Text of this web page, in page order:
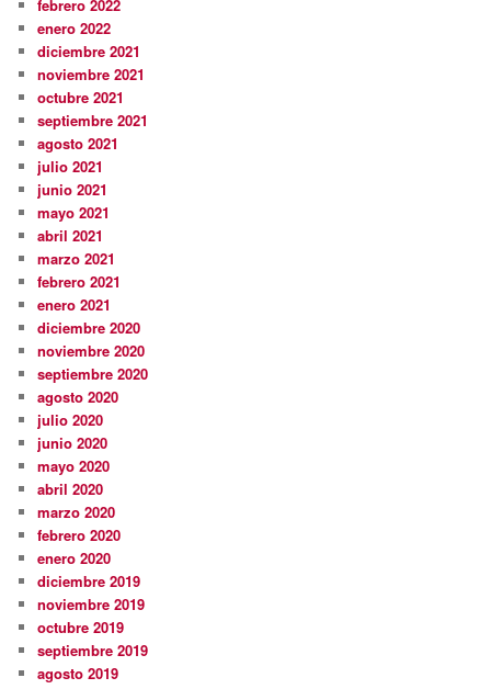
febrero 2022
enero 2022
diciembre 2021
noviembre 2021
octubre 2021
septiembre 2021
agosto 2021
julio 2021
junio 2021
mayo 2021
abril 2021
marzo 2021
febrero 2021
enero 2021
diciembre 2020
noviembre 2020
septiembre 2020
agosto 2020
julio 2020
junio 2020
mayo 2020
abril 2020
marzo 2020
febrero 2020
enero 2020
diciembre 2019
noviembre 2019
octubre 2019
septiembre 2019
agosto 2019